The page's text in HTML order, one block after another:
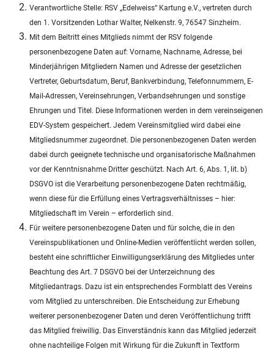
Verantwortliche Stelle: RSV „Edelweiss“ Kartung e.V., vertreten durch
den 1. Vorsitzenden Lothar Walter, Nelkenstr. 9, 76547 Sinzheim.
Mit dem Beitritt eines Mitglieds nimmt der RSV folgende
personenbezogene Daten auf: Vorname, Nachname, Adresse, bei
Minderjährigen Mitgliedern Namen und Adresse der gesetzlichen
Vertreter, Geburtsdatum, Beruf, Bankverbindung, Telefonnummern, E-
Mail-Adressen, Vereinsehrungen, Verbandsehrungen und sonstige
Ehrungen und Titel. Diese Informationen werden in dem vereinseigenen
EDV-System gespeichert. Jedem Vereinsmitglied wird dabei eine
Mitgliedsnummer zugeordnet. Die personenbezogenen Daten werden
dabei durch geeignete technische und organisatorische Maßnahmen
vor der Kenntnisnahme Dritter geschützt. Nach Art. 6, Abs. 1, lit. b)
DSGVO ist die Verarbeitung personenbezogene Daten rechtmäßig,
wenn diese für die Erfüllung eines Vertragsverhältnisses – hier:
Mitgliedschaft im Verein – erforderlich sind.
Für weitere personenbezogene Daten und für solche, die in den
Vereinspublikationen und Online-Medien veröffentlicht werden sollen,
besteht eine schriftlicher Einwilligungserklärung des Mitgliedes unter
Beachtung des Art. 7 DSGVO bei der Unterzeichnung des
Mitgliedantrags. Dazu ist ein entsprechendes Formblatt des Vereins
vom Mitglied zu unterschreiben. Die Entscheidung zur Erhebung
weiterer personenbezogener Daten und deren Veröffentlichung trifft
das Mitglied freiwillig. Das Einverständnis kann das Mitglied jederzeit
ohne nachteilige Folgen mit Wirkung für die Zukunft in Textform